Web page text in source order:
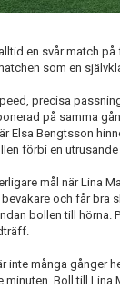
en svår match
som en
precisa
på samma
Elsa Bengtsson
förbi en
mål när Lina
och får bra
bollen till hörna.
inte många gånger
minuten. Boll till